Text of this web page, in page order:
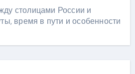
столицами России и
время в пути и особенности